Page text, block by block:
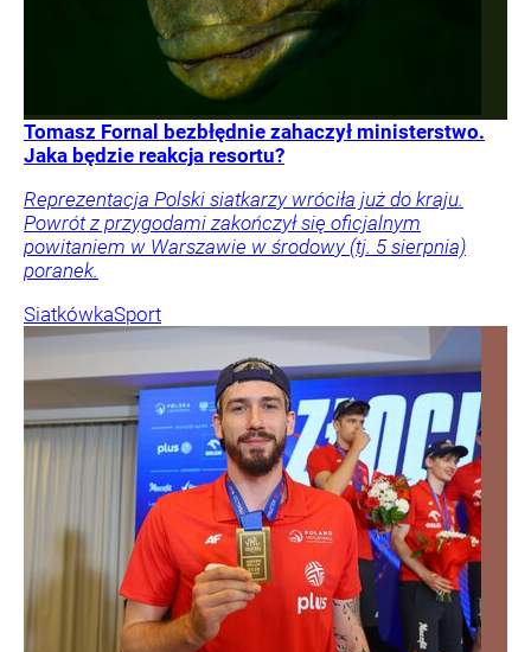
Tomasz Fornal bezbłędnie zahaczył ministerstwo.
Jaka będzie reakcja resortu?
Reprezentacja Polski siatkarzy wróciła już do kraju.
Powrót z przygodami zakończył się oficjalnym
powitaniem w Warszawie w środowy (tj. 5 sierpnia)
poranek.
SiatkówkaSport